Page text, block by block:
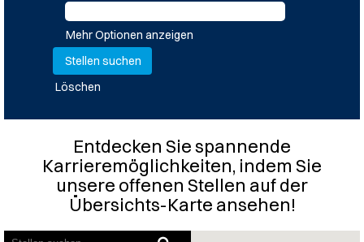
Mehr Optionen anzeigen
Löschen
Entdecken Sie spannende
Karrieremöglichkeiten, indem Sie
unsere offenen Stellen auf der
Übersichts-Karte ansehen!
Bildschirmausleseprogramme